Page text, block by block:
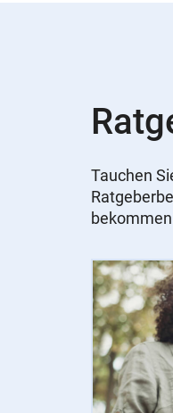
Tauchen
Instructions